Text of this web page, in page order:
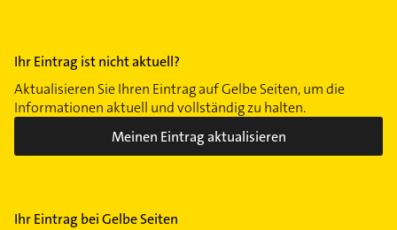
Ihr Eintrag ist nicht aktuell?
Aktualisieren Sie Ihren Eintrag auf Gelbe Seiten, um die
Informationen aktuell und vollständig zu halten.
Meinen Eintrag aktualisieren
Ihr Eintrag bei Gelbe Seiten